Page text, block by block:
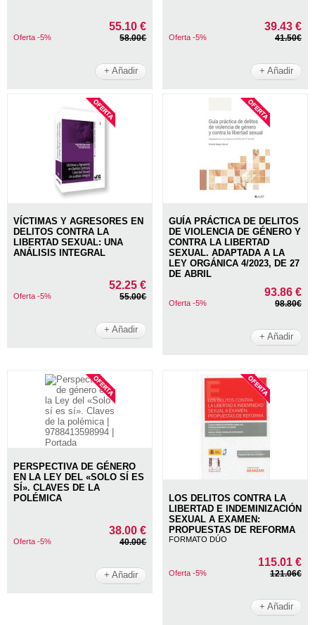
55.10 €
Oferta -5% 58.00€
+ Añadir
39.43 €
Oferta -5% 41.50€
+ Añadir
VÍCTIMAS Y AGRESORES EN
DELITOS CONTRA LA
LIBERTAD SEXUAL: UNA
ANÁLISIS INTEGRAL
52.25 €
Oferta -5% 55.00€
+ Añadir
GUÍA PRÁCTICA DE DELITOS
DE VIOLENCIA DE GÉNERO Y
CONTRA LA LIBERTAD
SEXUAL. ADAPTADA A LA
LEY ORGÁNICA 4/2023, DE 27
DE ABRIL
93.86 €
Oferta -5% 98.80€
+ Añadir
PERSPECTIVA DE GÉNERO
EN LA LEY DEL «SOLO SÍ ES
SÍ». CLAVES DE LA
POLÉMICA
38.00 €
Oferta -5% 40.00€
+ Añadir
LOS DELITOS CONTRA LA
LIBERTAD E INDEMINIZACIÓN
SEXUAL A EXAMEN:
PROPUESTAS DE REFORMA
FORMATO DÚO
115.01 €
Oferta -5% 121.06€
+ Añadir